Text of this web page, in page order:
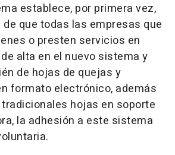
establece, por primera vez,
que todas las empresas que
o presten servicios en
alta en el nuevo sistema y
de hojas de quejas y
formato electrónico, además
hojas en soporte
la adhesión a este sistema